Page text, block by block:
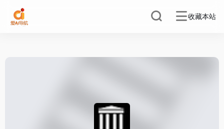
收藏本站